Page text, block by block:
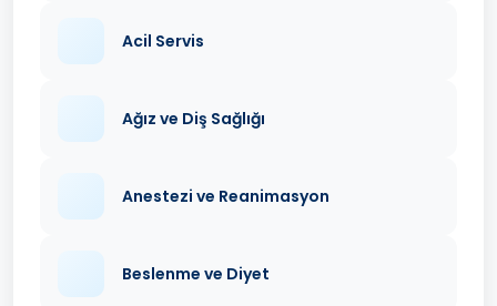
Acil Servis
Ağız ve Diş Sağlığı
Anestezi ve Reanimasyon
Beslenme ve Diyet